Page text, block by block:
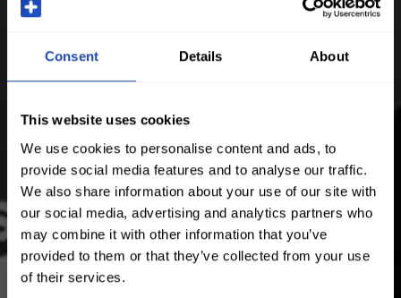
Consent Details About
This website uses cookies
We use cookies to personalise content and ads, to
provide social media features and to analyse our traffic.
We also share information about your use of our site with
our social media, advertising and analytics partners who
may combine it with other information that you’ve
provided to them or that they’ve collected from your use
of their services.